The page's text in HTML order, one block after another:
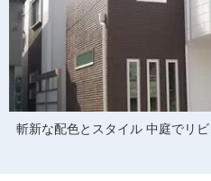
斬新な配色とスタイル 中庭でリ